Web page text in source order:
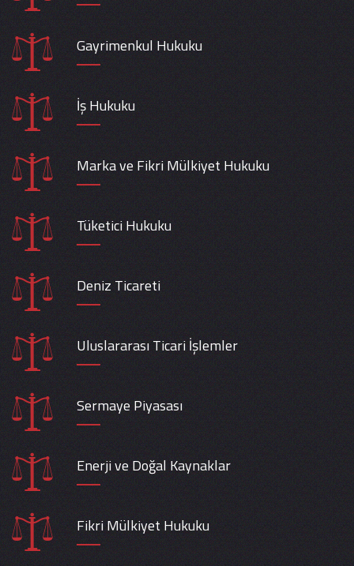
Gayrimenkul Hukuku
İş Hukuku
Marka ve Fikri Mülkiyet Hukuku
Tüketici Hukuku
Deniz Ticareti
Uluslararası Ticari İşlemler
Sermaye Piyasası
Enerji ve Doğal Kaynaklar
Fikri Mülkiyet Hukuku